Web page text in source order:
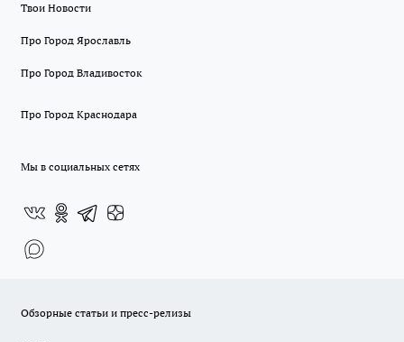
Твои Новости
Про Город Ярославль
Про Город Владивосток
Про Город Краснодара
Мы в социальных сетях
Обзорные статьи и пресс-релизы